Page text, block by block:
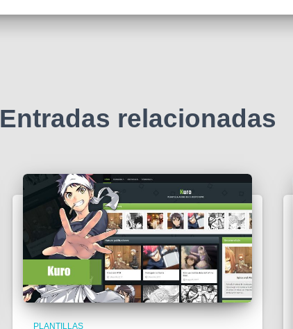
Entradas relacionadas
PLANTILLAS